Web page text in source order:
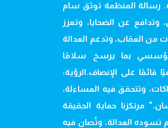
رسالة المنظمة توثق سام
وتدافع عن الضحايا، وتعزز
من العقاب، وتدعم العدالة
المؤسسي بما يرسخ سلامًا
قائمًا على الإنصاف.الرؤية:
وتتحقق فيه المساءلة،
مرتكزنا حماية الحقيقة
تسوده العدالة، وتُصان فيه